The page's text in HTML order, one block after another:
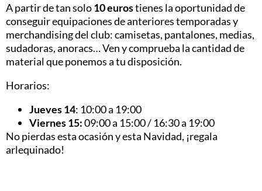
A partir de tan solo10 eurostienes la oportunidad de
conseguir equipaciones de anteriores temporadas y
merchandising del club: camisetas, pantalones, medias,
sudadoras, anoracs… Ven y comprueba la cantidad de
material que ponemos a tu disposición.
Horarios:
Jueves 14: 10:00 a 19:00
Viernes 15:09:00 a 15:00 / 16:30 a 19:00
No pierdas esta ocasión y esta Navidad, ¡regala
arlequinado!